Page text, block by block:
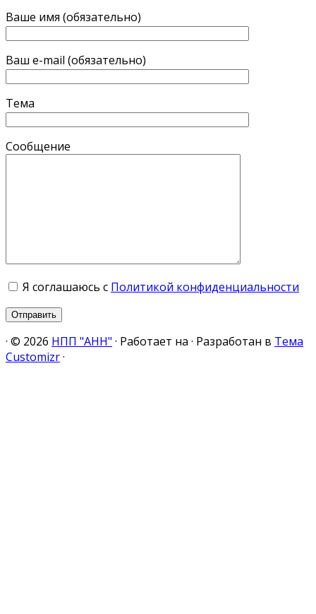
Ваше имя (обязательно)
Ваш e-mail (обязательно)
Тема
Сообщение
Я соглашаюсь с Политикой конфиденциальности
· © 2026 НПП "АНН" · Работает на · Разработан в Тема
Customizr·